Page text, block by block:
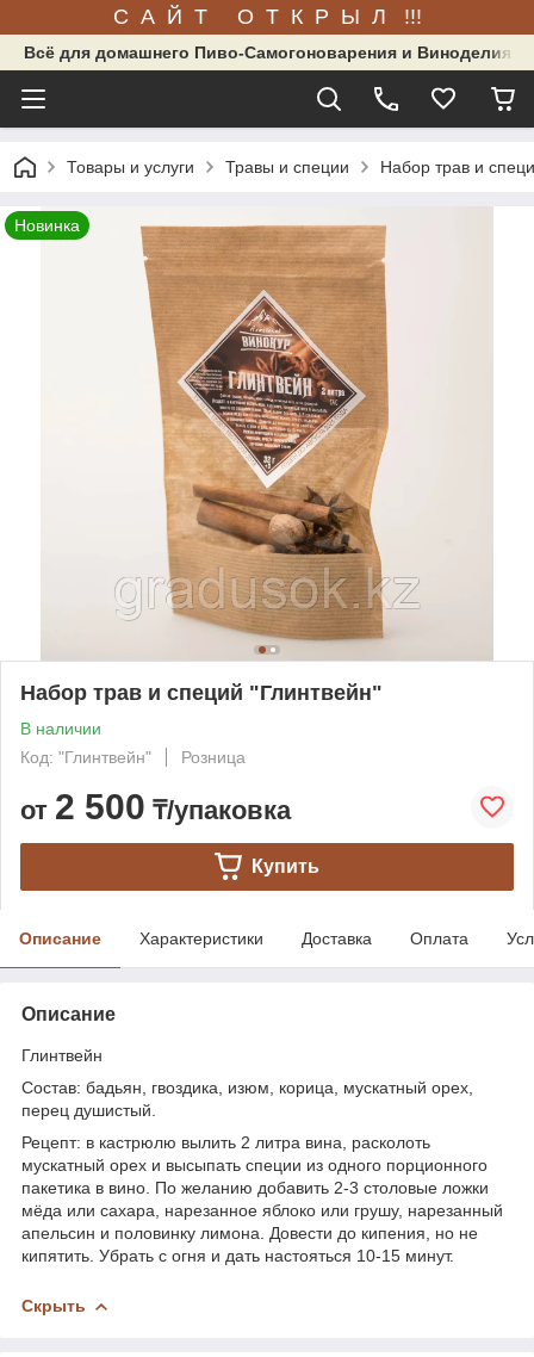
С А Й Т О Т К Р Ы Л !!!
Всё для домашнего Пиво-Самогоноварения и Виноделия.
Товары и услуги Травы и специи Набор трав и
Новинка
Набор трав и специй "Глинтвейн"
В наличии
Код: "Глинтвейн"
Розница
от 2 500 ₸/упаковка
Купить
Описание Характеристики Доставка Оплата
Описание
Глинтвейн
Состав: бадьян, гвоздика, изюм, корица, мускатный орех,
перец душистый.
Рецепт: в кастрюлю вылить 2 литра вина, расколоть
мускатный орех и высыпать специи из одного порционного
пакетика в вино. По желанию добавить 2-3 столовые ложки
мёда или сахара, нарезанное яблоко или грушу, нарезанный
апельсин и половинку лимона. Довести до кипения, но не
кипятить. Убрать с огня и дать настояться 10-15 минут.
Скрыть